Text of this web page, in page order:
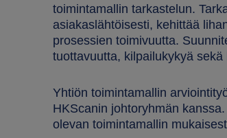
toimintamallin tarkastelun.
asiakaslähtöisesti, kehittää
prosessien toimivuutta.
tuottavuutta, kilpailukykyä
Yhtiön toimintamallin
HKScanin johtoryhmän
olevan toimintamallin